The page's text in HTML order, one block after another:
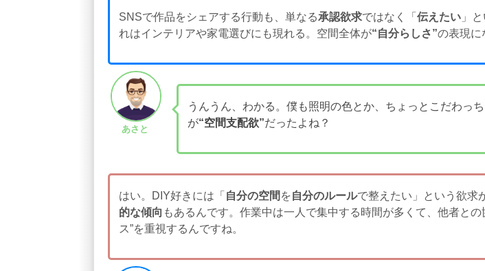
SNSで作品をシェアする行動も、単なる承認欲求ではなく「 伝えたい」と
れはインテリアや家電選びにも現れる。空間全体が“自分らしさ”の表現に
あさと
うんうん、わかる。僕も照明の色とか、ちょっとこだわっ
が“空間支配欲”だったよね？
はい。DIY好きには「 自分の空間 を 自分のルールで整えたい」という欲求
的な傾向 もあるんです。作業中は一人で集中する時間が多くて、他者との
ス”を重視するんですね。